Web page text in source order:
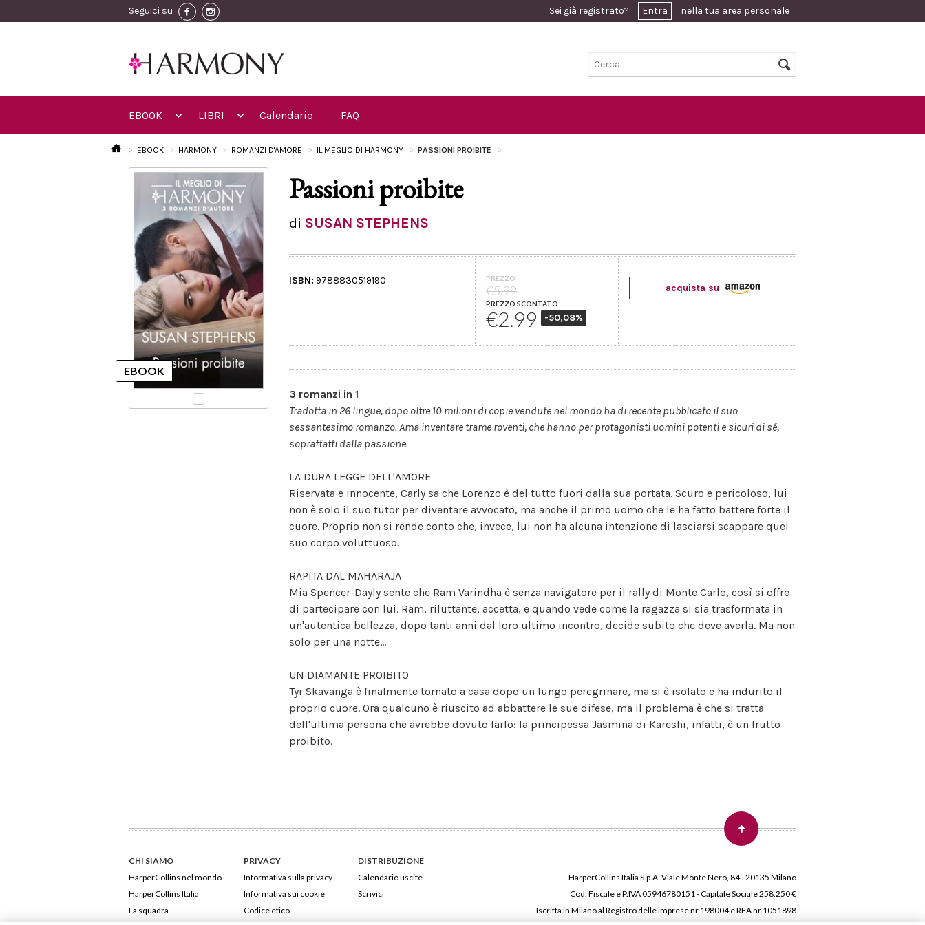
Seguici su Sei già registrato? Entra nella tua area personale
EBOOK LIBRI Calendario FAQ
EBOOK HARMONY ROMANZI D'AMORE IL MEGLIO DI HARMONY PASSIONI PROIBITE
Passioni proibite
di SUSAN STEPHENS
ISBN: 9788830519190 PREZZO
€5.99
PREZZO SCONTATO
€2.99 -50,08%
acquista su
3 romanzi in 1
Tradotta in 26 lingue, dopo oltre 10 milioni di copie vendute nel mondo ha di recente pubblicato il suo
sessantesimo romanzo. Ama inventare trame roventi, che hanno per protagonisti uomini potenti e sicuri di sé,
sopraffatti dalla passione.
LA DURA LEGGE DELL'AMORE
Riservata e innocente, Carly sa che Lorenzo è del tutto fuori dalla sua portata. Scuro e pericoloso, lui
non è solo il suo tutor per diventare avvocato, ma anche il primo uomo che le ha fatto battere forte il
cuore. Proprio non si rende conto che, invece, lui non ha alcuna intenzione di lasciarsi scappare quel
suo corpo voluttuoso.
RAPITA DAL MAHARAJA
Mia Spencer-Dayly sente che Ram Varindha è senza navigatore per il rally di Monte Carlo, così si offre
di partecipare con lui. Ram, riluttante, accetta, e quando vede come la ragazza si sia trasformata in
un'autentica bellezza, dopo tanti anni dal loro ultimo incontro, decide subito che deve averla. Ma non
solo per una notte...
UN DIAMANTE PROIBITO
Tyr Skavanga è finalmente tornato a casa dopo un lungo peregrinare, ma si è isolato e ha indurito il
proprio cuore. Ora qualcuno è riuscito ad abbattere le sue difese, ma il problema è che si tratta
dell'ultima persona che avrebbe dovuto farlo: la principessa Jasmina di Kareshi, infatti, è un frutto
proibito.
CHI SIAMO
HarperCollins nel mondo
HarperCollins Italia
La squadra
PRIVACY
Informativa sulla privacy
Informativa sui cookie
Codice etico
DISTRIBUZIONE
Calendario uscite
Scrivici
HarperCollins Italia S.p.A. Viale Monte Nero, 84 - 20135 Milano
Cod. Fiscale e P.IVA 05946780151 - Capitale Sociale 258.250 €
Iscritta in Milano al Registro delle imprese nr.198004 e REA nr.1051898